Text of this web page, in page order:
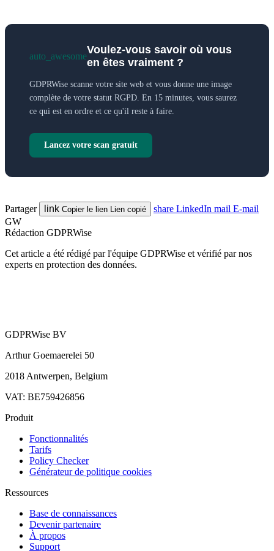
auto_awesome
Voulez-vous savoir où vous
en êtes vraiment ?
GDPRWise scanne votre site web et vous donne une image
complète de votre statut RGPD. En 15 minutes, vous saurez
ce qui est en ordre et ce qu'il reste à faire.
Lancez votre scan gratuit
Partager link Copier le lien Lien copié share LinkedIn mail E-mail
GW
Rédaction GDPRWise
Cet article a été rédigé par l'équipe GDPRWise et vérifié par nos
experts en protection des données.
GDPRWise BV
Arthur Goemaerelei 50
2018 Antwerpen, Belgium
VAT: BE759426856
Produit
Fonctionnalités
Tarifs
Policy Checker
Générateur de politique cookies
Ressources
Base de connaissances
Devenir partenaire
À propos
Support